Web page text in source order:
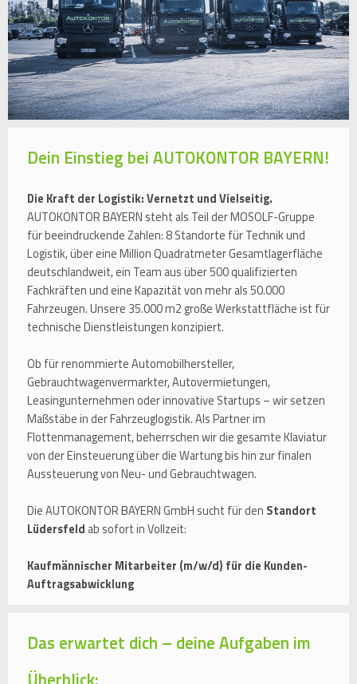
Dein Einstieg bei AUTOKONTOR BAYERN!
Die Kraft der Logistik: Vernetzt und Vielseitig.
AUTOKONTOR BAYERN steht als Teil der MOSOLF-Gruppe
für beeindruckende Zahlen: 8 Standorte für Technik und
Logistik, über eine Million Quadratmeter Gesamtlagerfläche
deutschlandweit, ein Team aus über 500 qualifizierten
Fachkräften und eine Kapazität von mehr als 50.000
Fahrzeugen. Unsere 35.000 m2 große Werkstattfläche ist für
technische Dienstleistungen konzipiert.
Ob für renommierte Automobilhersteller,
Gebrauchtwagenvermarkter, Autovermietungen,
Leasingunternehmen oder innovative Startups – wir setzen
Maßstäbe in der Fahrzeuglogistik. Als Partner im
Flottenmanagement, beherrschen wir die gesamte Klaviatur
von der Einsteuerung über die Wartung bis hin zur finalen
Aussteuerung von Neu- und Gebrauchtwagen.
Die AUTOKONTOR BAYERN GmbH sucht für den Standort
Lüdersfeld ab sofort in Vollzeit:
Kaufmännischer Mitarbeiter (m/w/d) für die Kunden-
Auftragsabwicklung
Das erwartet dich – deine Aufgaben im